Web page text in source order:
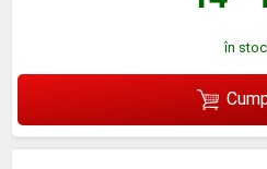
în stoc